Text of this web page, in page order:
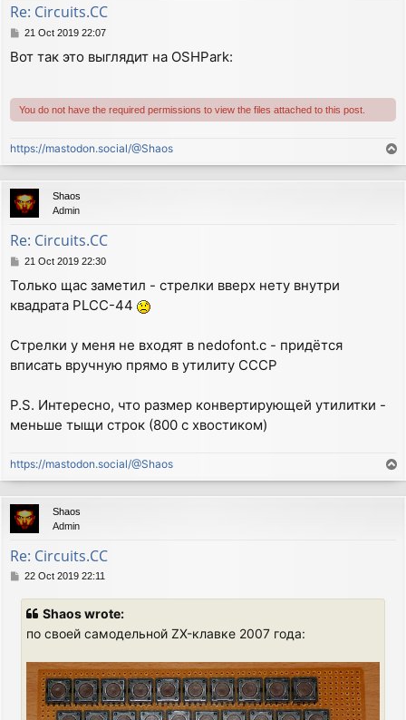
Re: Circuits.CC
P
s
21 Oct 2019 22:07
Вот так это выглядит на OSHPark:
You do not have the required permissions to view the files attached to this post.
https://mastodon.social/@Shaos
o
p
Shaos
Admin
Re: Circuits.CC
P
s
t
21 Oct 2019 22:30
Только щас заметил - стрелки вверх нету внутри
квадрата PLCC-44
Стрелки у меня не входят в nedofont.c - придётся
вписать вручную прямо в утилиту CCCP
P.S. Интересно, что размер конвертирующей утилитки -
меньше тыщи строк (800 с хвостиком)
https://mastodon.social/@Shaos
o
p
Shaos
Admin
Re: Circuits.CC
P22 Oct 2019 22:11
Shaos wrote:
по своей самодельной ZX-клавке 2007 года: